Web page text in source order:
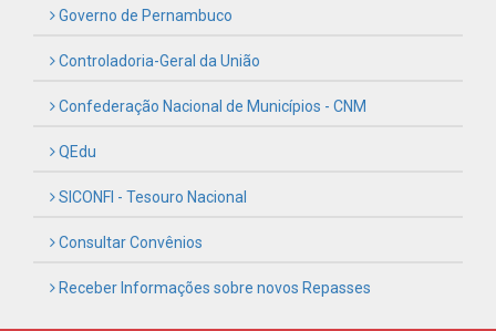
Governo de Pernambuco
Controladoria-Geral da União
Confederação Nacional de Municípios - CNM
QEdu
SICONFI - Tesouro Nacional
Consultar Convênios
Receber Informações sobre novos Repasses